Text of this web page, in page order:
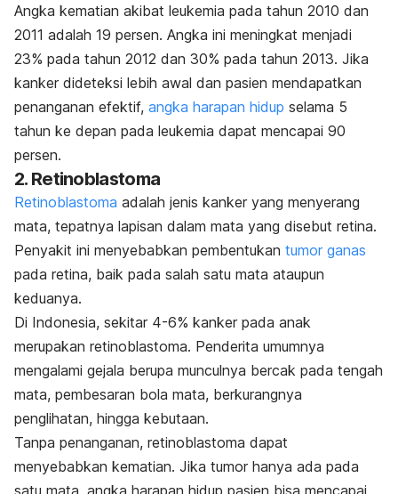
Angka kematian akibat leukemia pada tahun 2010 dan
2011 adalah 19 persen. Angka ini meningkat menjadi
23% pada tahun 2012 dan 30% pada tahun 2013. Jika
kanker dideteksi lebih awal dan pasien mendapatkan
penanganan efektif, angka harapan hidup selama 5
tahun ke depan pada leukemia dapat mencapai 90
persen.
2. Retinoblastoma
Retinoblastoma adalah jenis kanker yang menyerang
mata, tepatnya lapisan dalam mata yang disebut retina.
Penyakit ini menyebabkan pembentukan tumor ganas
pada retina, baik pada salah satu mata ataupun
keduanya.
Di Indonesia, sekitar 4-6% kanker pada anak
merupakan retinoblastoma. Penderita umumnya
mengalami gejala berupa munculnya bercak pada tengah
mata, pembesaran bola mata, berkurangnya
penglihatan, hingga kebutaan.
Tanpa penanganan, retinoblastoma dapat
menyebabkan kematian. Jika tumor hanya ada pada
satu mata, angka harapan hidup pasien bisa mencapai